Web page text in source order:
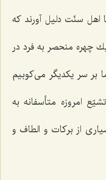
اهل سنّت دليل آورند كه
چهره منحصر به فرد در
بر سر يكديگر مى‌كوبيم
امروزه متأسفانه به
از بركات و الطاف و